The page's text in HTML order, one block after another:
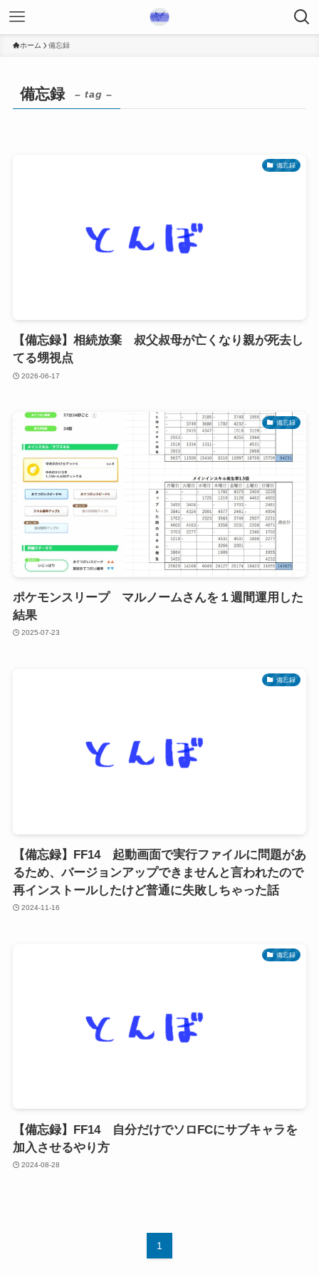
ホーム 備忘録
備忘録 – tag –
備忘録
【備忘録】相続放棄 叔父叔母が亡くなり親が死去し
てる甥視点
2026-06-17
備忘録
ポケモンスリープ マルノームさんを１週間運用した
結果
2025-07-23
備忘録
【備忘録】FF14 起動画面で実行ファイルに問題があ
るため、バージョンアップできませんと言われたので
再インストールしたけど普通に失敗しちゃった話
2024-11-16
備忘録
【備忘録】FF14 自分だけでソロFCにサブキャラを
加入させるやり方
2024-08-28
1